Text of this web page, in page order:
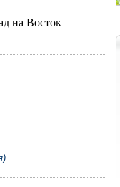
на Восток